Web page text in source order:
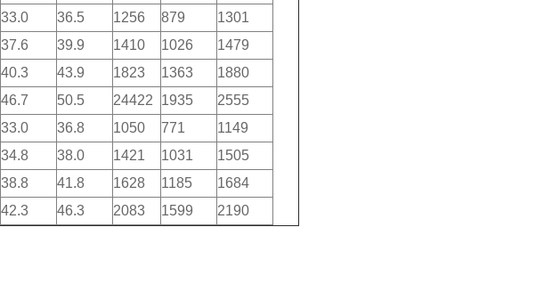
33.0 36.5 1256 879
1301
37.6 39.9 1410 1026
1479
40.3 43.9 1823 1363
1880
46.7 50.5 24422 1935
2555
33.0 36.8 1050 771
1149
34.8 38.0 1421 1031
1505
38.8 41.8 1628 1185
1684
42.3 46.3 2083 1599 2190